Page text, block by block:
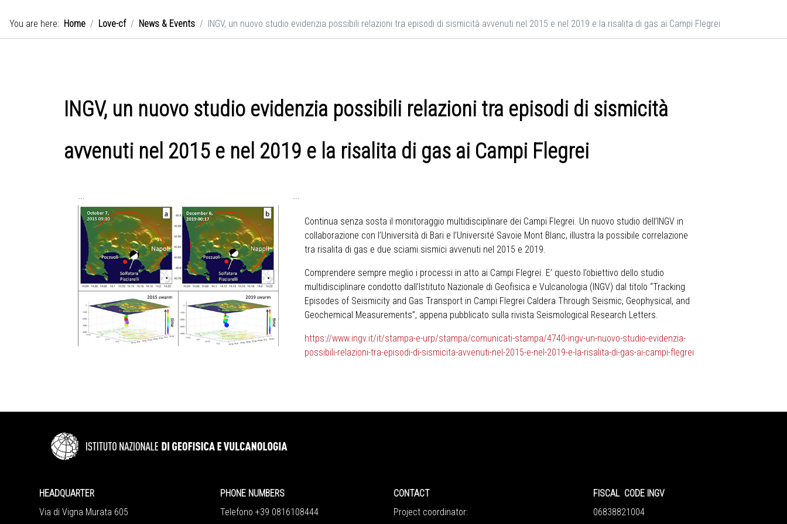
You are here: Home Love-cf News & Events INGV, un nuovo studio evidenzia possibili relazioni tra episodi di sismicità avvenuti nel 2015 e nel 2019 e la risalita di gas ai Campi Flegrei
INGV, un nuovo studio evidenzia possibili relazioni tra episodi di sismicità
avvenuti nel 2015 e nel 2019 e la risalita di gas ai Campi Flegrei
... ...
Continua senza sosta il monitoraggio multidisciplinare dei Campi Flegrei. Un nuovo studio dell’INGV in
collaborazione con l’Università di Bari e l’Université Savoie Mont Blanc, illustra la possibile correlazione
tra risalita di gas e due sciami sismici avvenuti nel 2015 e 2019.
Comprendere sempre meglio i processi in atto ai Campi Flegrei. E’ questo l’obiettivo dello studio
multidisciplinare condotto dall’Istituto Nazionale di Geofisica e Vulcanologia (INGV) dal titolo “Tracking
Episodes of Seismicity and Gas Transport in Campi Flegrei Caldera Through Seismic, Geophysical, and
Geochemical Measurements”, appena pubblicato sulla rivista Seismological Research Letters.
https://www.ingv.it/it/stampa-e-urp/stampa/comunicati-stampa/4740-ingv-un-nuovo-studio-evidenzia-
possibili-relazioni-tra-episodi-di-sismicita-avvenuti-nel-2015-e-nel-2019-e-la-risalita-di-gas-ai-campi-flegrei
HEADQUARTER
Via di Vigna Murata 605
PHONE NUMBERS
Telefono +39 0816108444
CONTACT
Project coordinator:
FISCAL CODE INGV
06838821004